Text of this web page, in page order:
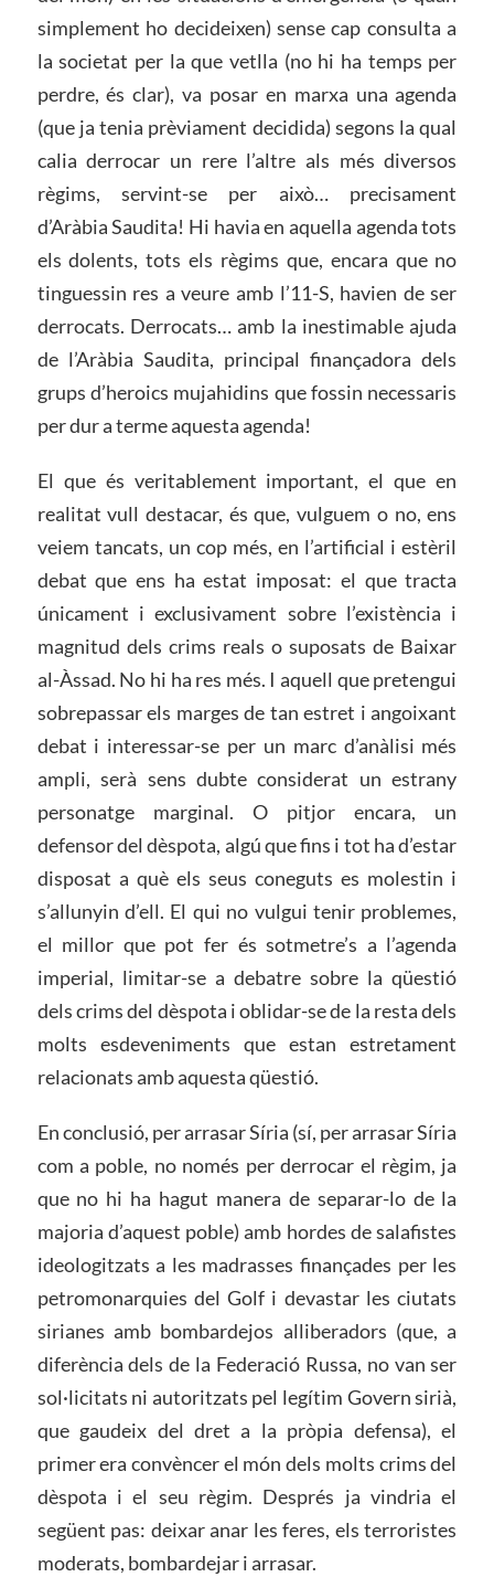
simplement ho decideixen) sense cap consulta a
la societat per la que vetlla (no hi ha temps per
perdre, és clar), va posar en marxa una agenda
(que ja tenia prèviament decidida) segons la qual
calia derrocar un rere l’altre als més diversos
règims, servint-se per això… precisament
d’Aràbia Saudita! Hi havia en aquella agenda tots
els dolents, tots els règims que, encara que no
tinguessin res a veure amb l’11-S, havien de ser
derrocats. Derrocats… amb la inestimable ajuda
de l’Aràbia Saudita, principal finançadora dels
grups d’heroics mujahidins que fossin necessaris
per dur a terme aquesta agenda!
El que és veritablement important, el que en
realitat vull destacar, és que, vulguem o no, ens
veiem tancats, un cop més, en l’artificial i estèril
debat que ens ha estat imposat: el que tracta
únicament i exclusivament sobre l’existència i
magnitud dels crims reals o suposats de Baixar
al-Àssad. No hi ha res més. I aquell que pretengui
sobrepassar els marges de tan estret i angoixant
debat i interessar-se per un marc d’anàlisi més
ampli, serà sens dubte considerat un estrany
personatge marginal. O pitjor encara, un
defensor del dèspota, algú que fins i tot ha d’estar
disposat a què els seus coneguts es molestin i
s’allunyin d’ell. El qui no vulgui tenir problemes,
el millor que pot fer és sotmetre’s a l’agenda
imperial, limitar-se a debatre sobre la qüestió
dels crims del dèspota i oblidar-se de la resta dels
molts esdeveniments que estan estretament
relacionats amb aquesta qüestió.
En conclusió, per arrasar Síria (sí, per arrasar Síria
com a poble, no només per derrocar el règim, ja
que no hi ha hagut manera de separar-lo de la
majoria d’aquest poble) amb hordes de salafistes
ideologitzats a les madrasses finançades per les
petromonarquies del Golf i devastar les ciutats
sirianes amb bombardejos alliberadors (que, a
diferència dels de la Federació Russa, no van ser
sol·licitats ni autoritzats pel legítim Govern sirià,
que gaudeix del dret a la pròpia defensa), el
primer era convèncer el món dels molts crims del
dèspota i el seu règim. Després ja vindria el
següent pas: deixar anar les feres, els terroristes
moderats, bombardejar i arrasar.